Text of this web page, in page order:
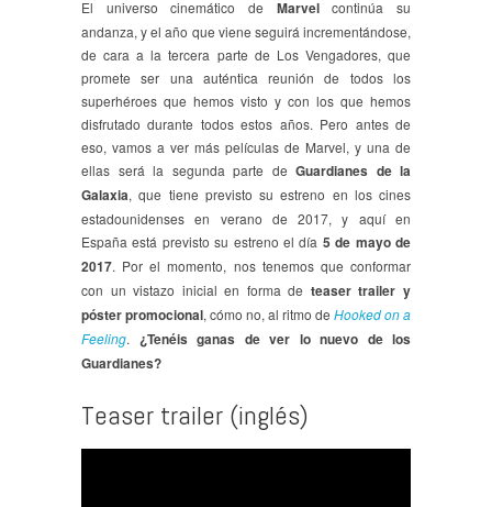
El universo cinemático de Marvelcontinúa su
andanza, y el año que viene seguirá incrementándose,
de cara a la tercera parte de Los Vengadores, que
promete ser una auténtica reunión de todos los
superhéroes que hemos visto y con los que hemos
disfrutado durante todos estos años. Pero antes de
eso, vamos a ver más películas de Marvel, y una de
ellas será la segunda parte de Guardianes de la
Galaxia, que tiene previsto su estreno en los cines
estadounidenses en verano de 2017, y aquí en
España está previsto su estreno el día 5 de mayo de
2017. Por el momento, nos tenemos que conformar
con un vistazo inicial en forma de teaser trailer y
póster promocional, cómo no, al ritmo de Hooked on a
Feeling. ¿Tenéis ganas de ver lo nuevo de los
Guardianes?
Teaser trailer (inglés)